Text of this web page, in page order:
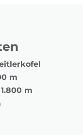
m
1.800 m